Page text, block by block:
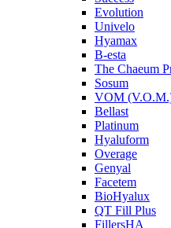
Evolution
Univelo
Hyamax
B-esta
The Chaeum
Sosum
VOM
Bellast
Platinum
Hyaluform
Overage
Genyal
Facetem
BioHyalux
QT Fill Plus
FillersHA